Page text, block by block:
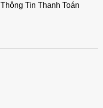
Thông Tin Thanh Toán